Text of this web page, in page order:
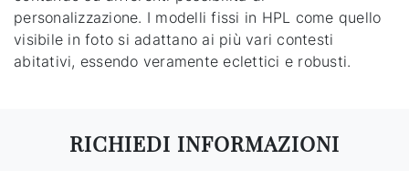
personalizzazione. I modelli fissi in HPL come quello
visibile in foto si adattano ai più vari contesti
abitativi, essendo veramente eclettici e robusti.
RICHIEDI INFORMAZIONI